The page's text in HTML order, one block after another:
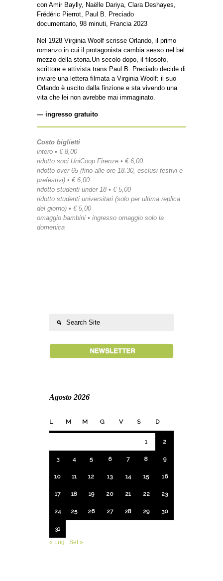
con Amir Baylly, Naëlle Dariya, Clara Deshayes,
Frédéric Pierrot, Paul B. Preciado
documentario, 98 minuti, Francia 2023
Nel 1928 Virginia Woolf scrisse Orlando, il primo
romanzo in cui il protagonista cambia sesso nel bel
mezzo della storia.Un secolo dopo, il filosofo,
scrittore e attivista trans Paul B. Preciado decide di
inviare una lettera filmata a Virginia Woolf: il suo
Orlando è uscito dalla finzione e sta vivendo una
vita che lei non avrebbe mai immaginato.
— ingresso gratuito
Costo biglietti
intero • € 8,00
ridotto soci UniCoop Firenze • € 6,00
ridotto over 65 (fino alle ore 18.30, esclusi festivi e
prefestivi) • € 6,00
ridotto studenti under 18 • € 5,00
ridotto studenti universitari (solo per ultima replica
del giorno) • € 5,00
omaggio bambini • ingresso omaggio solo la
domenica
Agosto 2026
L M M G V S D
1 2
3 4 5 6 7 8 9
10 11 12 13 14 15 16
17 18 19 20 21 22 23
24 25 26 27 28 29 30
31
« Lug
Set »